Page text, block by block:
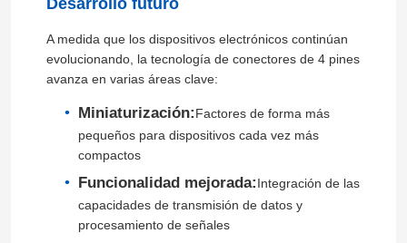
D Subconectores
Conectores circulares
El cable AISG RET
A medida que los dispositivos electrónicos continúan
evolucionando, la tecnología de conectores de 4 pines
avanza en varias áreas clave:
Miniaturización:Factores de forma más
pequeños para dispositivos cada vez más
compactos
Funcionalidad mejorada:Integración de las
capacidades de transmisión de datos y
procesamiento de señales